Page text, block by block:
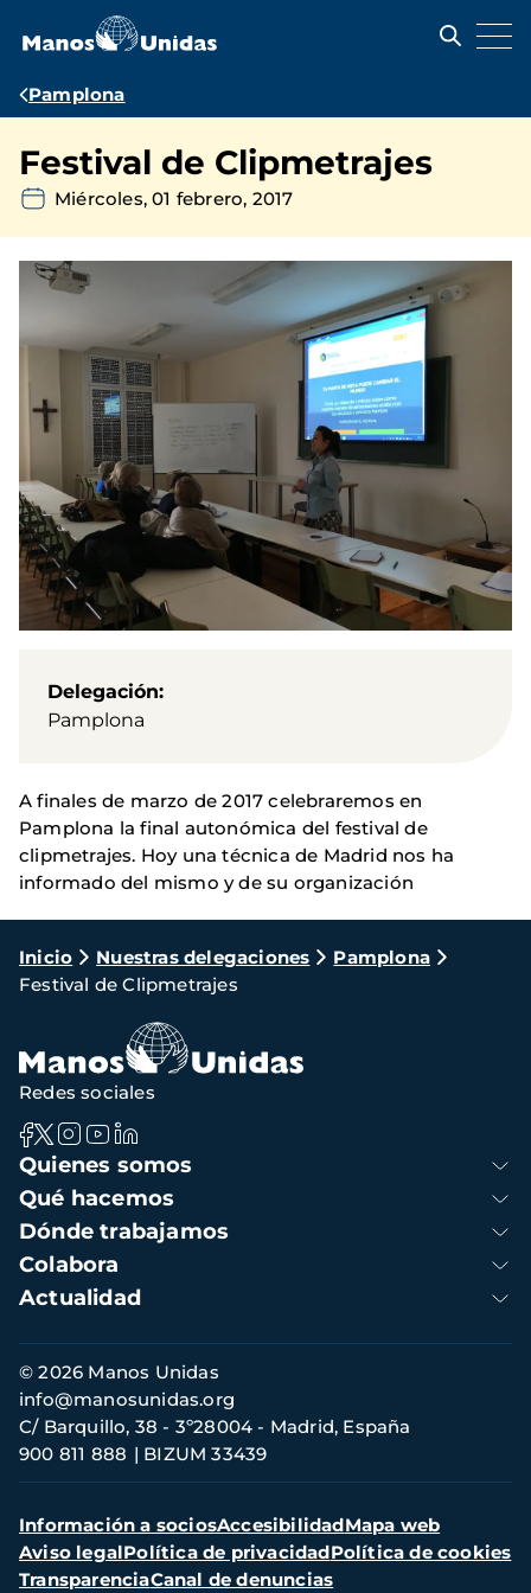
contenido
Ruta
navegación
Pamplona
Festival de Clipmetrajes
Miércoles, 01 febrero, 2017
Delegación
Pamplona
A finales de marzo de 2017 celebraremos en
Pamplona la final autonómica del festival de
clipmetrajes. Hoy una técnica de Madrid nos ha
informado del mismo y de su organización
Ruta
de
navegación
Inicio Nuestras delegaciones
Pamplona
Festival de Clipmetrajes
Navegación
principal
Quienes somos
Qué hacemos
Dónde trabajamos
Colabora
Actualidad
Redes sociales
Información
de
contacto
© 2026 Manos Unidas
C/ Barquillo, 38 - 3º28004 - Madrid, España
900 811 888
BIZUM 33439
info@manosunidas.org
Menú
secundario
Información a sociosAccesibilidadMapa web
Aviso legalPolítica de privacidadPolítica de cookies
TransparenciaCanal de denuncias